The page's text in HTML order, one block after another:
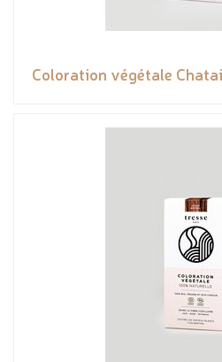
Coloration végétale